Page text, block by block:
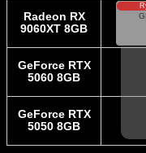
Ti
な
Radeon RX
9060XT 8GB
GeForce RTX
5060 8GB
GeForce RTX
5050 8GB